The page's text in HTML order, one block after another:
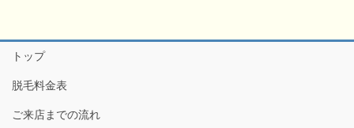
トップ
脱毛料金表
ご来店までの流れ